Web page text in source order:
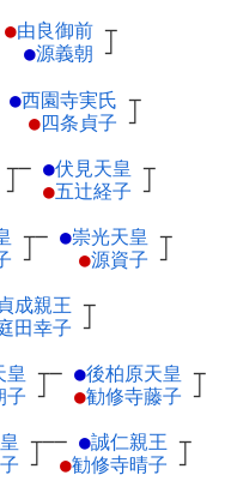
●由良御前 ┬
●源義朝 ┘
●西園寺実氏 ┬
●四条貞子 ┘
┬
┘
─ ●伏見天皇 ┬
●五辻経子 ┘
┬
┘
─ ●崇光天皇 ┬
●源資子 ┘
成親王 ┬
田幸子 ┘
皇 ┬
子 ┘
─ ●後柏原天皇 ┬
●勧修寺藤子 ┘
┬
┘
── ●誠仁親王 ┬
●勧修寺晴子 ┘